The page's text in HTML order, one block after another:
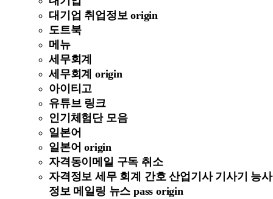
대기업 취업정보 origin
도트북
메뉴
세무회계
세무회계 origin
아이티고
유튜브 링크
인기체험단 모음
일본어
일본어 origin
자격동이메일 구독 취소
자격정보 세무 회계 간호 산업기사 기사기 능사
정보 메일링 뉴스 pass origin